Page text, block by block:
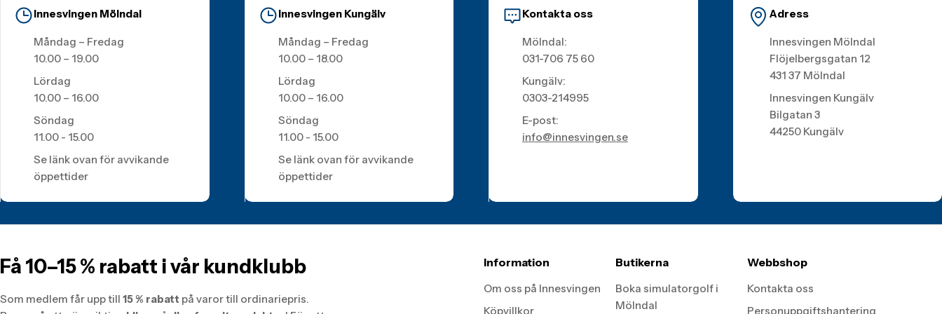
Innesvingen Mölndal
Måndag – Fredag
10.00 – 19.00
Lördag
10.00 – 16.00
Söndag
11.00 - 15.00
Se länk ovan för avvikande
öppettider
Innesvingen Kungälv
Måndag – Fredag
10.00 – 18.00
Lördag
10.00 – 16.00
Söndag
11.00 - 15.00
Se länk ovan för avvikande
öppettider
Kontakta oss
Mölndal:
031-706 75 60
Kungälv:
0303-214995
E-post:
info@innesvingen.se
Adress
Innesvingen Mölndal
Flöjelbergsgatan 12
431 37 Mölndal
Innesvingen Kungälv
Bilgatan 3
44250 Kungälv
Få 10–15 % rabatt i vår kundklubb
Som medlem får upp till 15 % rabatt på varor till ordinariepris.
Information
Om oss på Innesvingen
Köpvillkor
Butikerna
Boka simulatorgolf i
Mölndal
Webbshop
Kontakta oss
Personuppgiftshantering